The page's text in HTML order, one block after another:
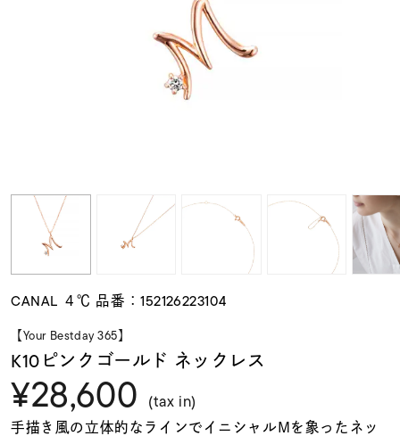
誕生石
モチーフ
ト
CANAL ４℃ 品番：152126223104
【Your Bestday 365】
K10ピンクゴールド ネックレス
¥28,600 (tax in)
手描き風の立体的なラインでイニシャルMを象ったネッ